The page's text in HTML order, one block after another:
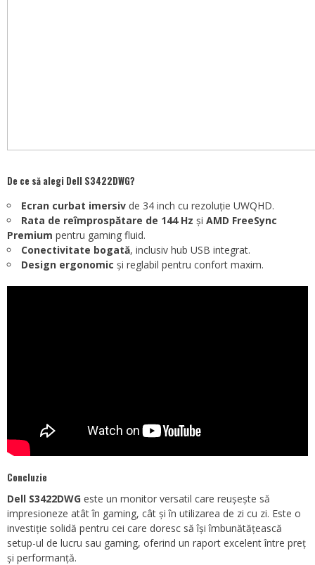
De ce să alegi Dell S3422DWG?
Ecran curbat imersiv de 34 inch cu rezoluție UWQHD.
Rata de reîmprospătare de 144 Hz și AMD FreeSync
Premium pentru gaming fluid.
Conectivitate bogată, inclusiv hub USB integrat.
Design ergonomic și reglabil pentru confort maxim.
Concluzie
Dell S3422DWG este un monitor versatil care reușește să
impresioneze atât în gaming, cât și în utilizarea de zi cu zi. Este o
investiție solidă pentru cei care doresc să își îmbunătățească
setup-ul de lucru sau gaming, oferind un raport excelent între preț
și performanță.